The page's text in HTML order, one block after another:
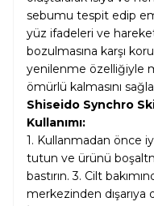
sebumu tespit edip
yüz ifadeleri ve
bozulmasına karşı
yenilenme özelliğiyle
ömürlü kalmasını
Shiseido Synchro
Kullanımı:
1. Kullanmadan önce
tutun ve ürünü
bastırın. 3. Cilt
merkezinden dışarıya